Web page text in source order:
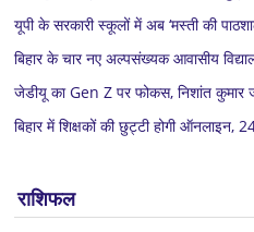
यूपी के सरकारी स्कूलों में अब ‘मस्ती की
बिहार के चार नए अल्पसंख्यक आवासीय
जेडीयू का Gen Z पर फोकस, निशांत कुमार
बिहार में शिक्षकों की छुट्टी होगी ऑनलाइन,
राशिफल